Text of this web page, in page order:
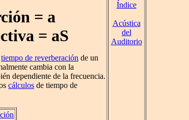
= a
= aS
tiempo de reverberación de un
cambia con la
dependiente de la frecuencia.
cálculos de tiempo de
Índice
Acústica
del
Auditorio